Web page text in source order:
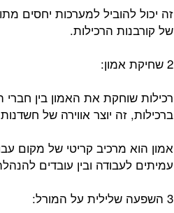
זה יכול להוביל למערכות יחסים
של קורבנות הרכילות.
2 שחיקת אמון:
רכילות שוחקת את האמון בין
ברכילות, זה יוצר אווירה של
אמון הוא מרכיב קריטי של מקום
עמיתים לעבודה ובין עובדים
3 השפעה שלילית על המורל: